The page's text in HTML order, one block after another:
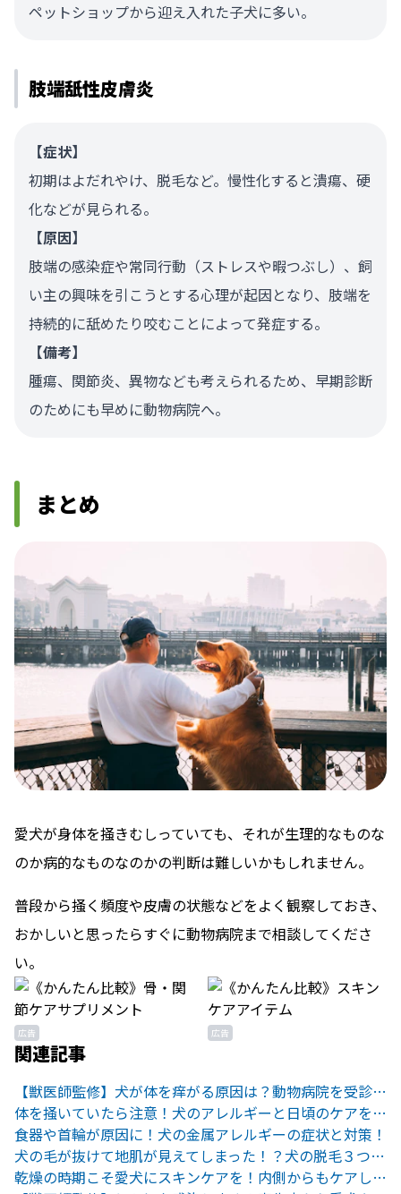
ペットショップから迎え入れた子犬に多い。
肢端舐性皮膚炎
【症状】
初期はよだれやけ、脱毛など。慢性化すると潰瘍、硬
化などが見られる。
【原因】
肢端の感染症や常同行動（ストレスや暇つぶし）、飼
い主の興味を引こうとする心理が起因となり、肢端を
持続的に舐めたり咬むことによって発症する。
【備考】
腫瘍、関節炎、異物なども考えられるため、早期診断
のためにも早めに動物病院へ。
まとめ
愛犬が身体を掻きむしっていても、それが生理的なものな
のか病的なものなのかの判断は難しいかもしれません。
普段から掻く頻度や皮膚の状態などをよく観察しておき、
おかしいと思ったらすぐに動物病院まで相談してくださ
い。
広告 広告
関連記事
【獣医師監修】犬が体を痒がる原因は？動物病院を受診すべき？
体を掻いていたら注意！犬のアレルギーと日頃のケアをご紹介
食器や首輪が原因に！犬の金属アレルギーの症状と対策！
犬の毛が抜けて地肌が見えてしまった！？犬の脱毛３つの原因とは？
乾燥の時期こそ愛犬にスキンケアを！内側からもケアしよう